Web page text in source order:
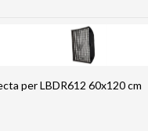
per LBDR612 60x120 cm